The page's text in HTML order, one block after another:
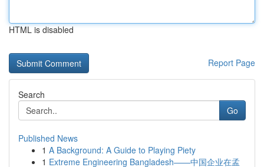
HTML is disabled
Report Page
Search
Go
Published News
1 A Background: A Guide to Playing Piety
1 Extreme Engineering Bangladesh——中国企业在孟